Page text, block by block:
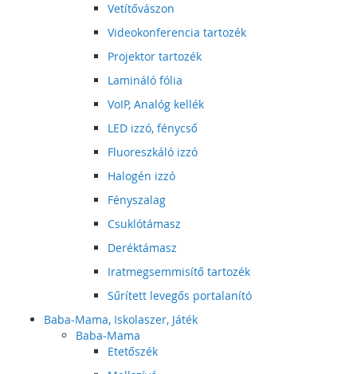
Vetítővászon
Videokonferencia tartozék
Projektor tartozék
Lamináló fólia
VoIP, Analóg kellék
LED izzó, fénycső
Fluoreszkáló izzó
Halogén izzó
Fényszalag
Csuklótámasz
Deréktámasz
Iratmegsemmisítő tartozék
Sűrített levegős portalanító
Baba-Mama, Iskolaszer, Játék
Baba-Mama
Etetőszék